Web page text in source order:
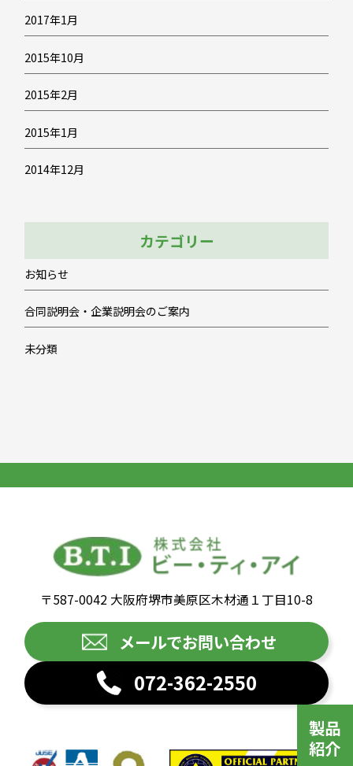
2017年1月
2015年10月
2015年2月
2015年1月
2014年12月
カテゴリー
お知らせ
合同説明会・企業説明会のご案内
未分類
製品
紹介
〒587-0042 大阪府堺市美原区木材通１丁目10-8
メールでお問い合わせ
072-362-2550